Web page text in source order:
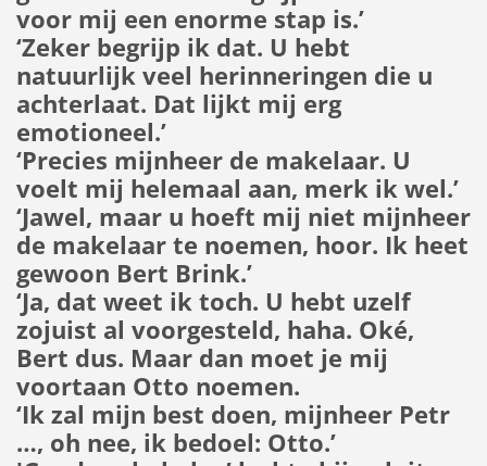
voor mij een enorme stap is.’
‘Zeker begrijp ik dat. U hebt
natuurlijk veel herinneringen die u
achterlaat. Dat lijkt mij erg
emotioneel.’
‘Precies mijnheer de makelaar. U
voelt mij helemaal aan, merk ik wel.’
‘Jawel, maar u hoeft mij niet mijnheer
de makelaar te noemen, hoor. Ik heet
gewoon Bert Brink.’
‘Ja, dat weet ik toch. U hebt uzelf
zojuist al voorgesteld, haha. Oké,
Bert dus. Maar dan moet je mij
voortaan Otto noemen.
‘Ik zal mijn best doen, mijnheer Petr
…, oh nee, ik bedoel: Otto.’